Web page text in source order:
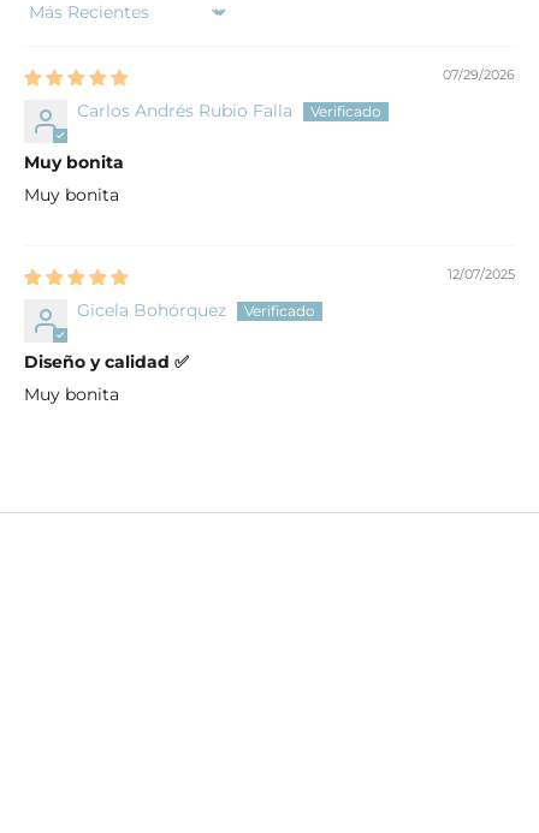
Sort by
07/29/2026
Carlos Andrés Rubio Falla
Muy bonita
Muy bonita
12/07/2025
Gicela Bohórquez
Diseño y calidad ✅️
Muy bonita